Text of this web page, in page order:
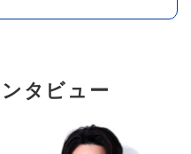
タビュー